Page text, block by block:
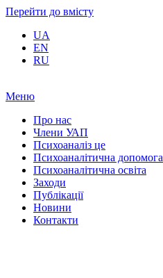
Перейти до вмісту
UA
EN
RU
Меню
Про нас
Члени УАП
Психоаналіз це
Психоаналітична допомога
Психоаналітична освіта
Заходи
Публікації
Новини
Контакти